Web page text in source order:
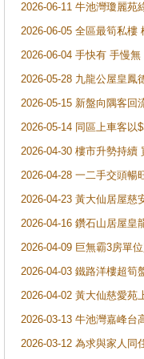
2026-06-11 牛池灣瓊麗苑
2026-06-05 全區最筍私樓
2026-06-04 手快有 手慢
2026-05-28 九龍公屋皇鳳
2026-05-15 新盤向隅客回
2026-05-14 同區上車客以
2026-04-30 樓市升勢持續
2026-04-28 一二手交頭
2026-04-23 黃大仙居屋慈
2026-04-16 鑽石山居屋皇
2026-04-09 巨無霸3房單
2026-04-03 鐵路洋樓超筍
2026-04-02 黃大仙慈愛苑
2026-03-13 牛池灣嘉峰台
2026-03-12 為求與家人同